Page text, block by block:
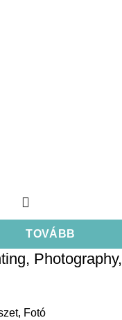
TOVÁBB
Photography,
, Fotó